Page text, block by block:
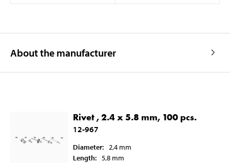
About the manufacturer
Rivet , 2.4 x 5.8 mm, 100 pcs.
12-967
Diameter: 2,4 mm
Length: 5,8 mm